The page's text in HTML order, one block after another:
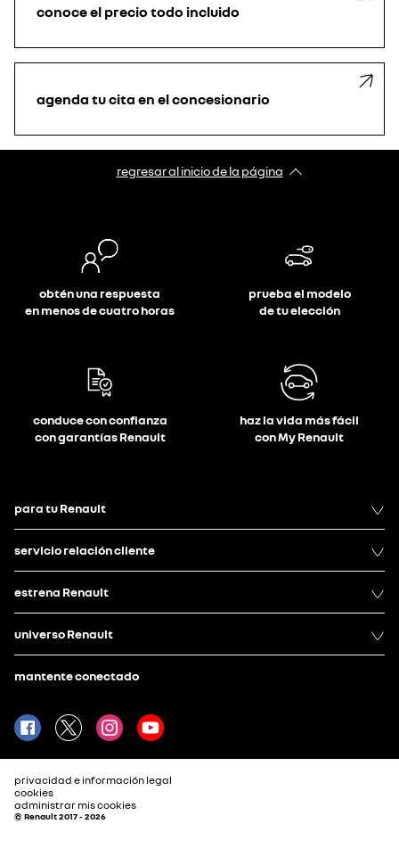
conoce el precio todo incluido
agenda tu cita en el concesionario
regresar al inicio de la página
obtén una respuesta
en menos de cuatro horas
prueba el modelo
de tu elección
conduce con confianza
con garantías Renault
haz la vida más fácil
con My Renault
para tu Renault
servicio relación cliente
estrena Renault
universo Renault
mantente conectado
privacidad e información legal
cookies
administrar mis cookies
© Renault 2017 - 2026